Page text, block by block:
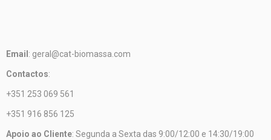
Email : geral@cat-biomassa.com
Contactos:
+351 253 069 561
+351 916 856 125
Apoio ao Cliente: Segunda a Sexta das 9:00/12:00 e 14:30/19:00